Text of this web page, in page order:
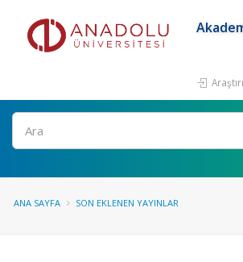
Ara
ANA SAYFA SON EKLENEN YAYINLAR